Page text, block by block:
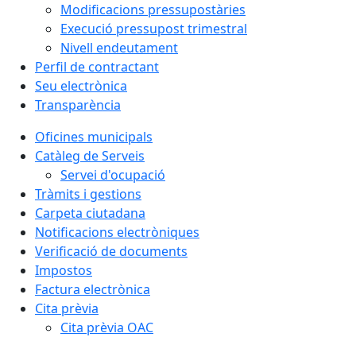
Modificacions pressupostàries
Execució pressupost trimestral
Nivell endeutament
Perfil de contractant
Seu electrònica
Transparència
Oficines municipals
Catàleg de Serveis
Servei d'ocupació
Tràmits i gestions
Carpeta ciutadana
Notificacions electròniques
Verificació de documents
Impostos
Factura electrònica
Cita prèvia
Cita prèvia OAC